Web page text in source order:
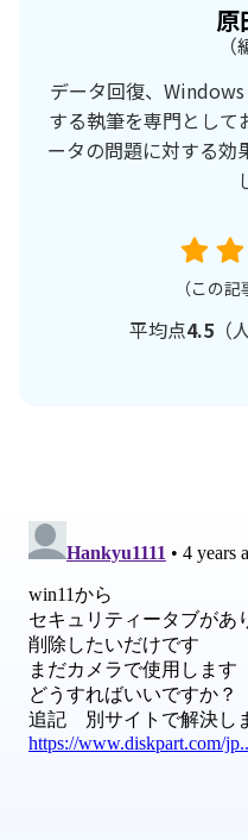
原
データ回復、
する執筆を専門として
ータの問題に対する効
（この
平均点4.5（